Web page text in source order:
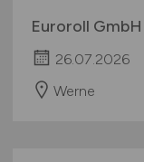
Euroroll GmbH
26.07.2026
Werne